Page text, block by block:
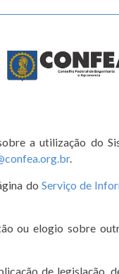
a utilização do
.
do Serviço de
ou elogio sobre
de legislação,